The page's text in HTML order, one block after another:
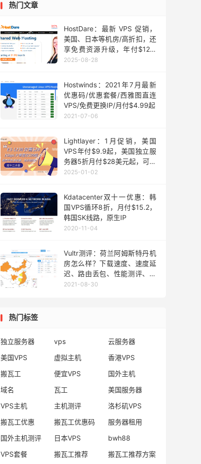
热门文章
HostDare：最新 VPS 促销，
美国、日本等机房/高折扣，还
享免费资源升级，年付$12.6
起
2025-08-28
Hostwinds：2021年7月最新
优惠码/优惠套餐/西雅图直连
VPS/免费更换IP/月付$4.99起
2021-07-06
Lightlayer：1月促销，美国
VPS年付$9.9起，美国独立服
务器5折月付$28美元起，可选
国际/普通/优化线路
2025-01-02
Kdatacenter双十一优惠：韩
国VPS循环8折，月付$15.2，
韩国SK线路，原生IP
2020-11-04
Vultr测评：荷兰阿姆斯特丹机
房怎么样？下载速度、速度延
迟、路由丢包、性能测评、流
媒体解锁
2021-08-30
热门标签
独立服务器 vps
云服务器
美国VPS
虚拟主机
香港VPS
搬瓦工
便宜VPS
国外主机
域名
瓦工
美国服务器
VPS主机
主机测评
洛杉矶VPS
搬瓦工优惠
搬瓦工优惠码
服务器租用
国外主机测评
日本VPS
bwh88
VPS套餐
搬瓦工推荐
搬瓦工推荐方案